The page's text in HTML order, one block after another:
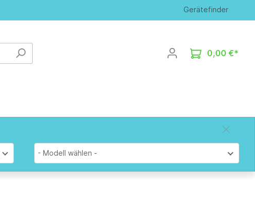
Gerätefinder
0,00 €*
- Modell wählen -